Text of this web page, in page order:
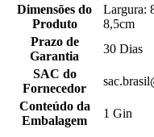
Dimensões do
Produto
Largura:
8,5cm
Prazo de
Garantia
30 Dias
SAC do
Fornecedor
Conteúdo da
Embalagem
1 Gin